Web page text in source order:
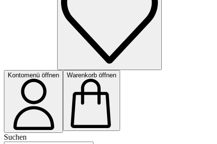
Kontomenü öffnen Warenkorb öffnen
Suchen